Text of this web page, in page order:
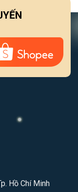
Hồ Chí Minh